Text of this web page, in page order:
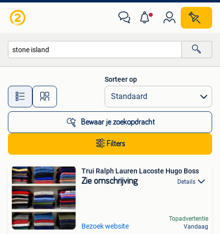
Alle afstanden…
Sorteer op
Bewaar je zoekopdracht
Filters
Trui Ralph Lauren Lacoste Hugo Boss
Zie omschrijving Details
Bezoek website
Topadvertentie
Vandaag